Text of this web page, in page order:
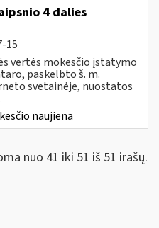
4 dalies
15
vertės mokesčio įstatymo
paskelbto š. m.
svetainėje, nuostatos
naujiena
nuo 41 iki 51 iš 51 irašų.